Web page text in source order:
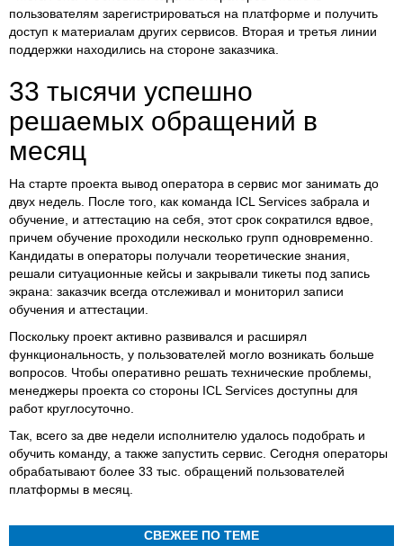
пользователям зарегистрироваться на платформе и получить
доступ к материалам других сервисов. Вторая и третья линии
поддержки находились на стороне заказчика.
33 тысячи успешно
решаемых обращений в
месяц
На старте проекта вывод оператора в сервис мог занимать до
двух недель. После того, как команда ICL Services забрала и
обучение, и аттестацию на себя, этот срок сократился вдвое,
причем обучение проходили несколько групп одновременно.
Кандидаты в операторы получали теоретические знания,
решали ситуационные кейсы и закрывали тикеты под запись
экрана: заказчик всегда отслеживал и мониторил записи
обучения и аттестации.
Поскольку проект активно развивался и расширял
функциональность, у пользователей могло возникать больше
вопросов. Чтобы оперативно решать технические проблемы,
менеджеры проекта со стороны ICL Services доступны для
работ круглосуточно.
Так, всего за две недели исполнителю удалось подобрать и
обучить команду, а также запустить сервис. Сегодня операторы
обрабатывают более 33 тыс. обращений пользователей
платформы в месяц.
СВЕЖЕЕ ПО ТЕМЕ